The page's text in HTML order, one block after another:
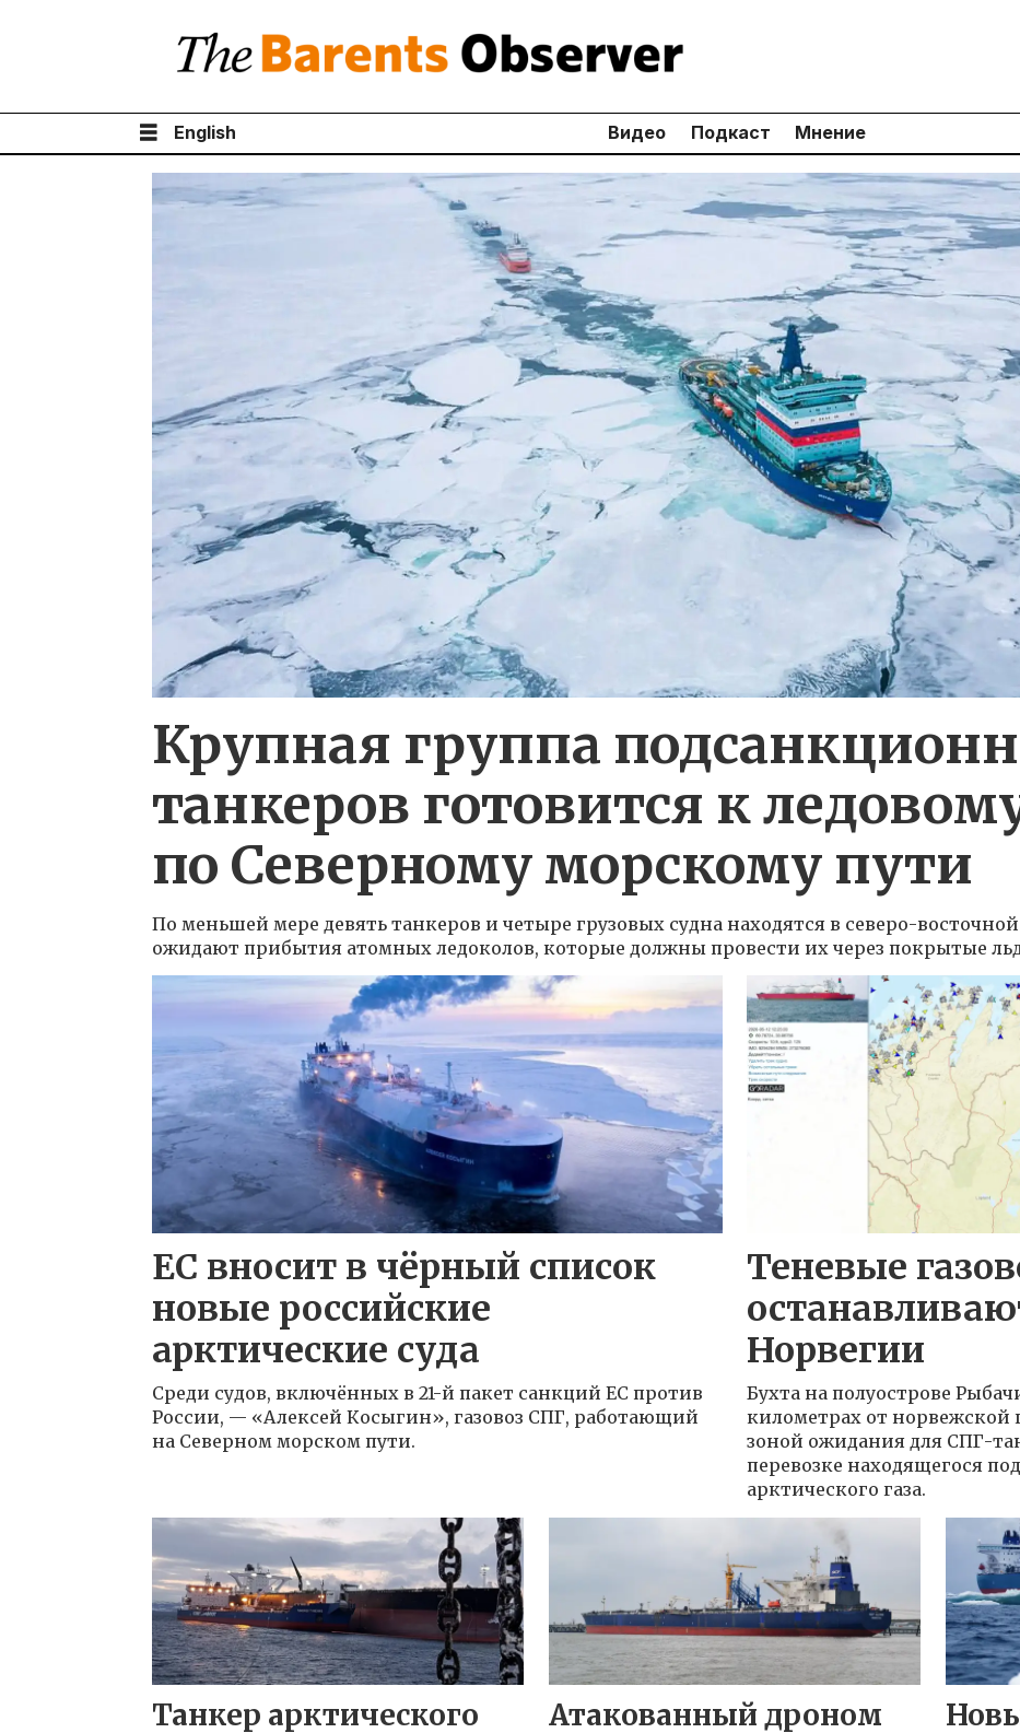
English Видео Подкаст Мнение
Крупная группа
танкеров готовится к
по Северному морскому пути
По меньшей мере девять танкеров и четыре грузовых судна находятся в северо-
ожидают прибытия атомных ледоколов, которые должны провести их через покрытые
ЕС вносит в чёрный список
новые российские
арктические суда
Среди судов, включённых в 21-й пакет санкций ЕС против
России, — «Алексей Косыгин», газовоз СПГ, работающий
на Северном морском пути.
Теневые
Норвегии
Бухта на полуострове
километрах от норвежской
зоной ожидания для СПГ-
перевозке находящегося
арктического газа.
Танкер арктического
Атакованный дроном